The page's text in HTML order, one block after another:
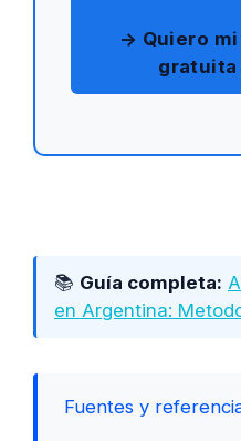
→ Quiero mi
gratuita
📚 Guía completa:
en Argentina:
Fuentes y